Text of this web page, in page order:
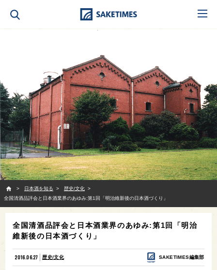
日本酒を知る
歴史/文化
全国清酒品評会と日本酒業界のあゆみ:第1回「明治維新後の日本酒づくり」
全国清酒品評会と日本酒業界のあゆみ:第1回「明治
維新後の日本酒づくり」
2016.06.27 歴史/文化 SAKETIMES編集部